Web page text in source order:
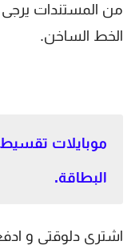
من المستندات يرجى
الخط الساخن.
موبايلات
البطاقة.
اشتري دلوقتي و